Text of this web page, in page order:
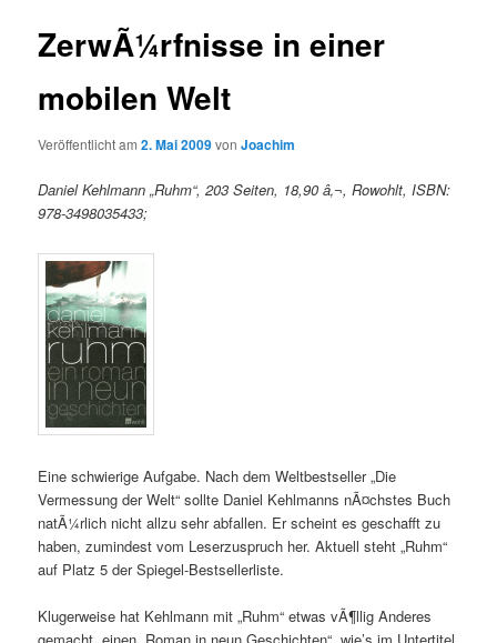
ZerwÃ¼rfnisse in einer
mobilen Welt
Veröffentlicht am2. Mai 2009vonJoachim
Daniel Kehlmann „Ruhm“, 203 Seiten, 18,90 â‚¬, Rowohlt, ISBN:
978-3498035433;
Eine schwierige Aufgabe. Nach dem Weltbestseller „Die
Vermessung der Welt“ sollte Daniel Kehlmanns nÃ¤chstes Buch
natÃ¼rlich nicht allzu sehr abfallen. Er scheint es geschafft zu
haben, zumindest vom Leserzuspruch her. Aktuell steht „Ruhm“
auf Platz 5 der Spiegel-Bestsellerliste.
Klugerweise hat Kehlmann mit „Ruhm“ etwas vÃ¶llig Anderes